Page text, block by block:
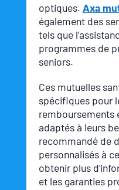
optiques. Axa
également des
tels que
programmes de
seniors.
Ces mutuelles
spécifiques pour
remboursements
adaptés à leurs
recommandé de
personnalisés à
obtenir plus
et les garanties